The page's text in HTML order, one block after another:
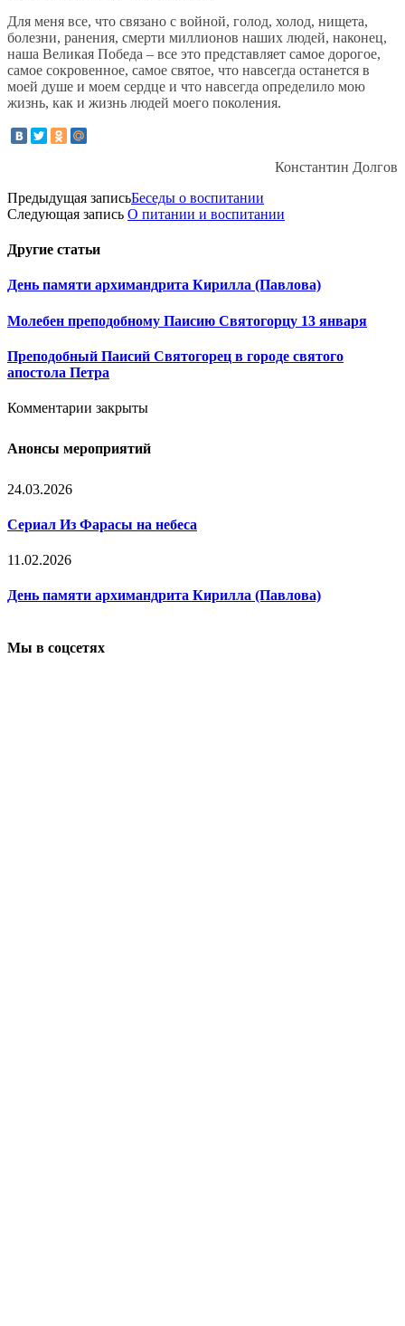
Для меня все, что связано с войной, голод, холод, нищета,
болезни, ранения, смерти миллионов наших людей, наконец,
наша Великая Победа – все это представляет самое дорогое,
самое сокровенное, самое святое, что навсегда останется в
моей душе и моем сердце и что навсегда определило мою
жизнь, как и жизнь людей моего поколения.
Константин Долгов
Предыдущая записьБеседы о воспитании
Следующая запись О питании и воспитании
Другие статьи
День памяти архимандрита Кирилла (Павлова)
Молебен преподобному Паисию Святогорцу 13 января
Преподобный Паисий Святогорец в городе святого
апостола Петра
Комментарии закрыты
Анонсы мероприятий
24.03.2026
Сериал Из Фарасы на небеса
11.02.2026
День памяти архимандрита Кирилла (Павлова)
Мы в соцсетях